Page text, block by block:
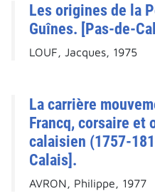
Les origines de la
Guînes. [Pas-de-
LOUF, Jacques, 1975
La carrière
Francq, corsaire et
calaisien (1757-
Calais].
AVRON, Philippe, 1977